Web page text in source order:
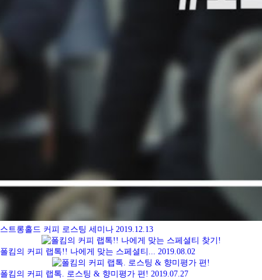
스트롱홀드 커피 로스팅 세미나 2019.12.13
폴킴의 커피 랩톡!! 나에게 맞는 스페셜티... 2019.08.02
폴킴의 커피 랩톡. 로스팅 & 향미평가 편! 2019.07.27